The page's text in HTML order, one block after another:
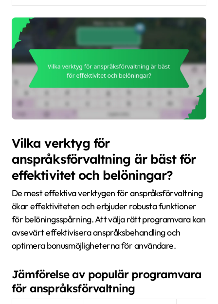
Vilka verktyg för
anspråksförvaltning är bäst för
effektivitet och belöningar?
De mest effektiva verktygen för anspråksförvaltning
ökar effektiviteten och erbjuder robusta funktioner
för belöningsspårning. Att välja rätt programvara kan
avsevärt effektivisera anspråksbehandling och
optimera bonusmöjligheterna för användare.
Jämförelse av populär programvara
för anspråksförvaltning